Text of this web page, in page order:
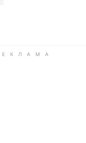
news
Viber
в LinkedIn